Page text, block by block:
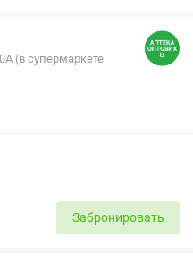
(в супермаркете
Забронировать